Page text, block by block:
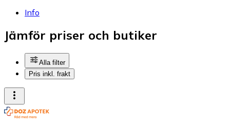
Info
Jämför priser och butiker
Alla filter
Pris inkl. frakt